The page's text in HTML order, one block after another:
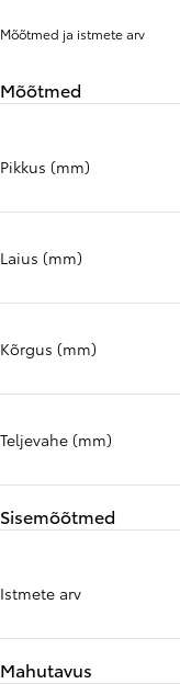
Mõõtmed ja istmete arv
Mõõtmed
Pikkus (mm)
Laius (mm)
Kõrgus (mm)
Teljevahe (mm)
Sisemõõtmed
Istmete arv
Mahutavus